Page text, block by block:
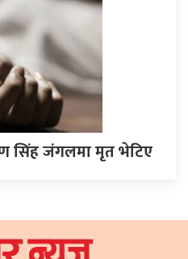
सिंह जंगलमा मृत भेटिए